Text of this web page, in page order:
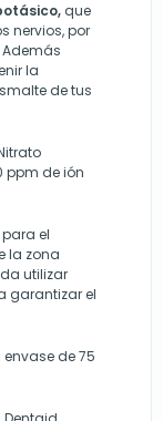
que
nervios, por
la
de tus
ppm de ión
el
la zona
utilizar
garantizar el
envase de 75